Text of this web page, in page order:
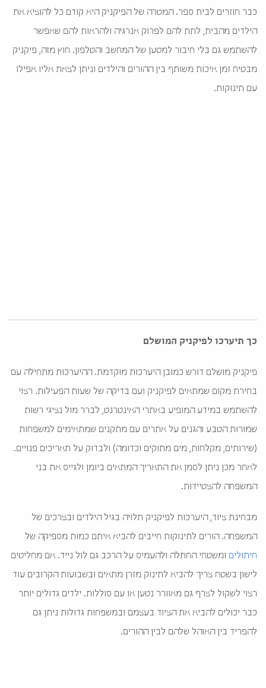
כבר חוזרים לבית ספר. המטרה של הפיקניק היא קודם כל להוציא את
הילדים מהבית, לתת להם לפרוק אנרגיה ולהראות להם שאפשר
להשתמש גם בלי חיבור למטען של המחשב והטלפון. חוץ מזה, פיקניק
מבטיח זמן איכות משותף בין ההורים והילדים וניתן לצאת אליו אפילו
עם תינוקות.
כך תיערכו לפיקניק המושלם
פיקניק מושלם דורש כמובן היערכות מוקדמת. ההיערכות מתחילה עם
בחירת מקום שמתאים לפיקניק ועם בדיקה של שעות הפעילות. רצוי
להשתמש במידע המופיע באתרי האינטרנט, לברר מול נציגי רשות
שמורות הטבע והגנים על אתרים עם מתקנים שמתאימים למשפחות
(שירותים, מקלחות, מים מתוקים וכדומה) ולבדוק על תאריכים פנויים.
לאחר מכן ניתן לסמן את התאריך המתאים ביומן ולגייס את בני
המשפחה להצטיידות.
מבחינת ציוד, היערכות לפיקניק תלויה בגיל הילדים ובצרכים של
המשפחה. הורים לתינוקות חייבים להביא איתם כמות מספיקה של
חיתולים ומשטחי החתלה ולהעמיס על הרכב גם לול נייד. אם מחליטים
לישון בשטח צריך להביא לתינוק מזרן מתאים ובשבועות הקרובים עוד
רצוי לשקול לצרף גם מאוורר נטען או עם סוללות. ילדים גדולים יותר
כבר יכולים להביא את הציוד בעצמם ובמשפחות גדולות ניתן גם
להפריד בין האוהל שלהם לבין ההורים.